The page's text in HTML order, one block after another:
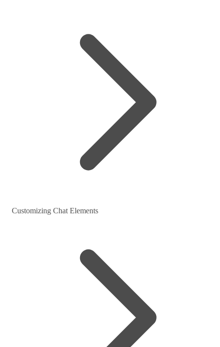
Customizing Chat Elements